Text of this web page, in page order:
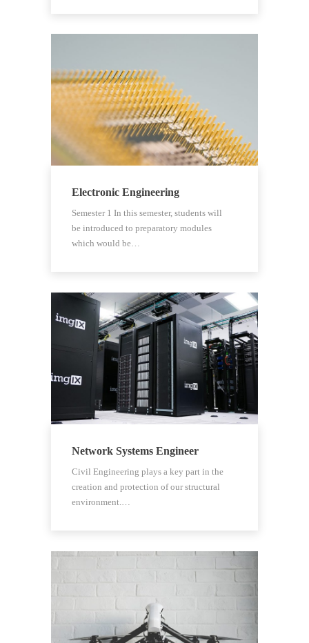
Electronic Engineering
Semester 1 In this semester, students will
be introduced to preparatory modules
which would be…
Network Systems Engineer
Civil Engineering plays a key part in the
creation and protection of our structural
environment.…